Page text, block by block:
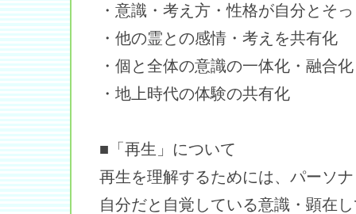
・意識・考え方・性格が自分とそ
・他の霊との感情・考えを共有化
・個と全体の意識の一体化・融合化
・地上時代の体験の共有化
■「再生」について
再生を理解するためには、パーソ
自分だと自覚している意識・顕在